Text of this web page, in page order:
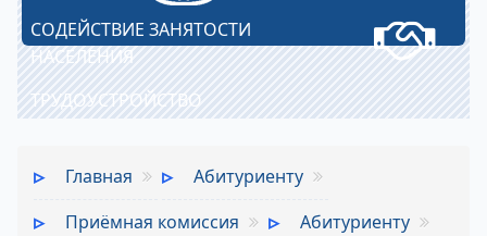
СОДЕЙСТВИЕ ЗАНЯТОСТИ
НАСЕЛЕНИЯ
ТРУДОУСТРОЙСТВО
Главная
Абитуриенту
Приёмная комиссия
Абитуриенту